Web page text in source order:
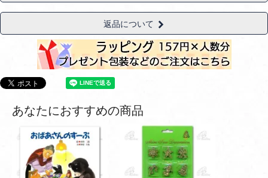
返品について
あなたにおすすめの商品